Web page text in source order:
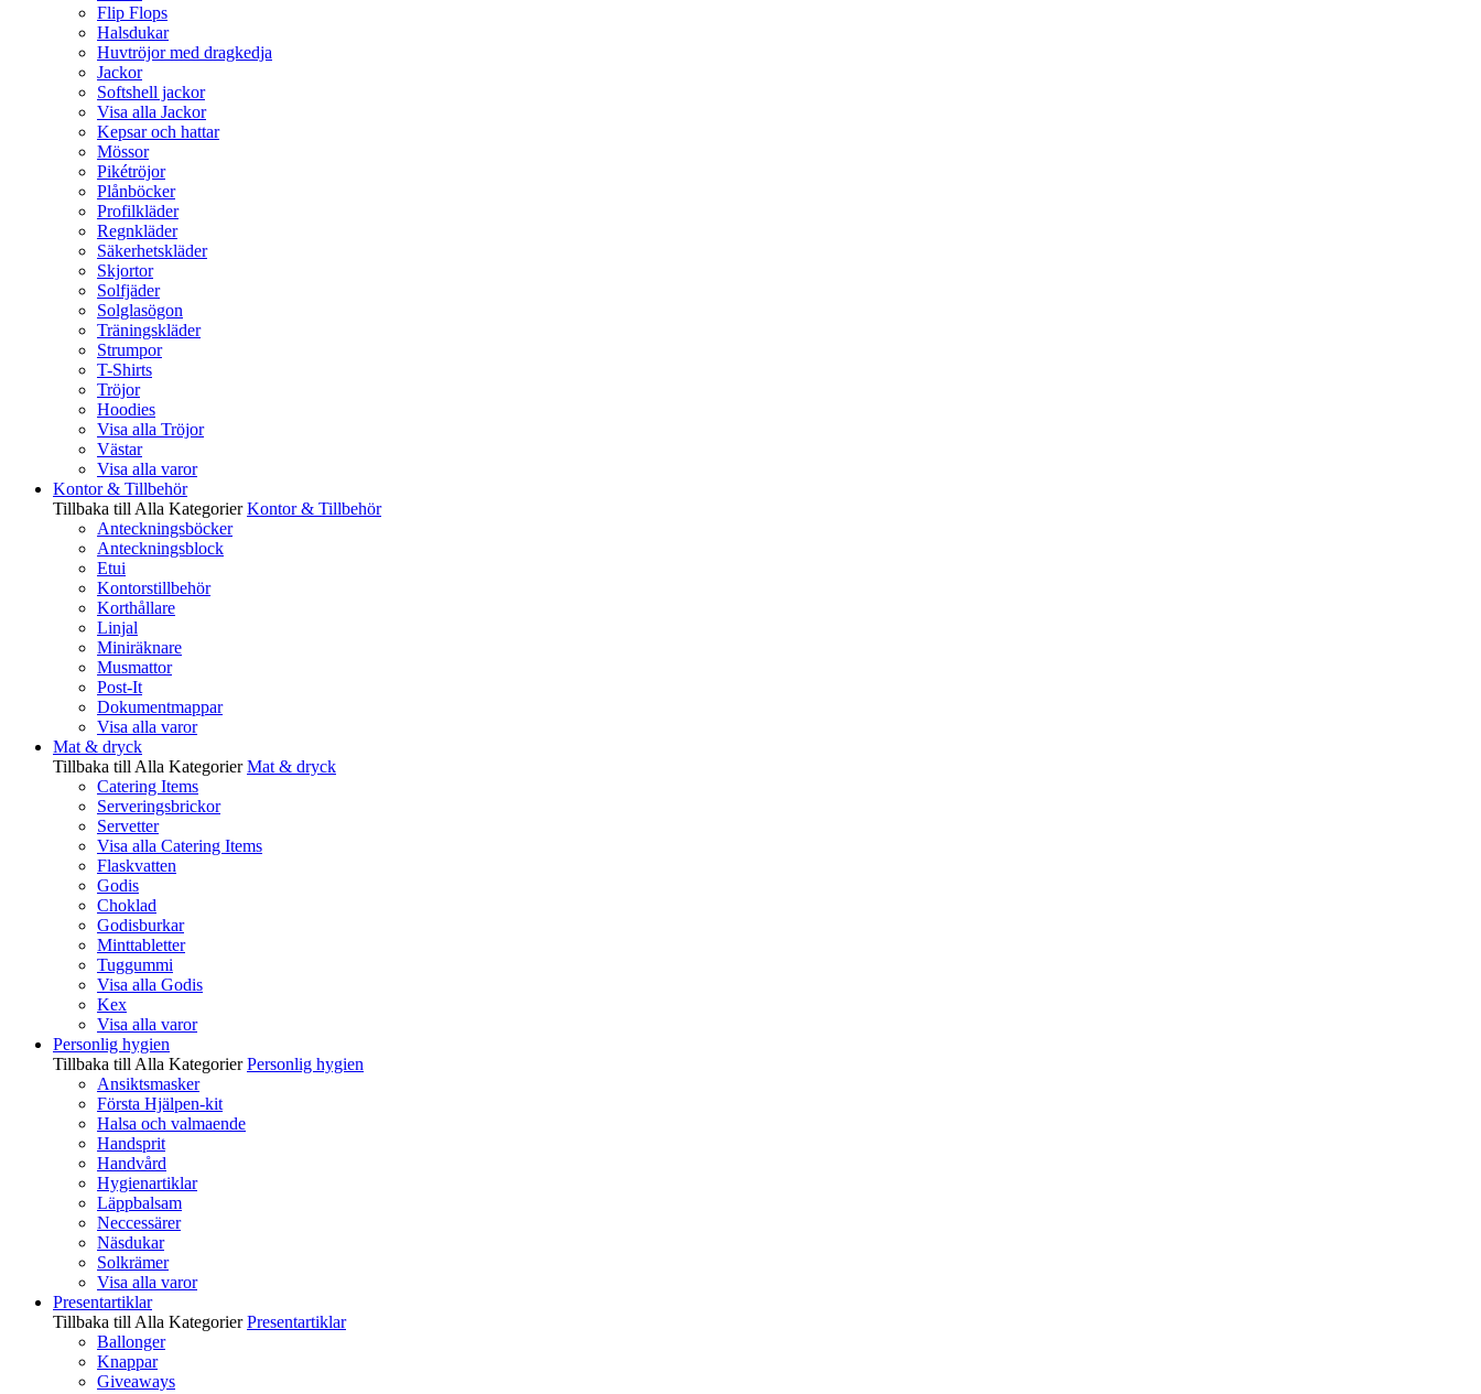
Flip Flops
Halsdukar
Huvtröjor med dragkedja
Jackor
Softshell jackor
Visa alla Jackor
Kepsar och hattar
Mössor
Pikétröjor
Plånböcker
Profilkläder
Regnkläder
Säkerhetskläder
Skjortor
Solfjäder
Solglasögon
Träningskläder
Strumpor
T-Shirts
Tröjor
Hoodies
Visa alla Tröjor
Västar
Visa alla varor
Kontor & Tillbehör
Tillbaka till Alla Kategorier Kontor & Tillbehör
Anteckningsböcker
Anteckningsblock
Etui
Kontorstillbehör
Korthållare
Linjal
Miniräknare
Musmattor
Post-It
Dokumentmappar
Visa alla varor
Mat & dryck
Tillbaka till Alla Kategorier Mat & dryck
Catering Items
Serveringsbrickor
Servetter
Visa alla Catering Items
Flaskvatten
Godis
Choklad
Godisburkar
Minttabletter
Tuggummi
Visa alla Godis
Kex
Visa alla varor
Personlig hygien
Tillbaka till Alla Kategorier Personlig hygien
Ansiktsmasker
Första Hjälpen-kit
Halsa och valmaende
Handsprit
Handvård
Hygienartiklar
Läppbalsam
Neccessärer
Näsdukar
Solkrämer
Visa alla varor
Presentartiklar
Tillbaka till Alla Kategorier Presentartiklar
Ballonger
Knappar
Giveaways